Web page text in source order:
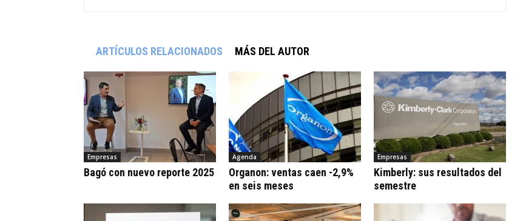
ARTÍCULOS RELACIONADOS MÁS DEL AUTOR
Empresas
Bagó con nuevo reporte 2025
Agenda
Organon: ventas caen -2,9%
en seis meses
Empresas
Kimberly: sus resultados del
semestre